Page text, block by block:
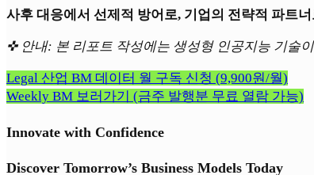
사후 대응에서 선제적 방어로, 기업의 전략적 파트
✜ 안내: 본 리포트 작성에는 생성형 인공지능 기술
Legal 산업 BM 데이터 월 구독 신청 (9,900원/월)
Weekly BM 보러가기 (금주 발행분 무료 열람 가능)
Innovate with Confidence
Discover Tomorrow’s Business Models Today